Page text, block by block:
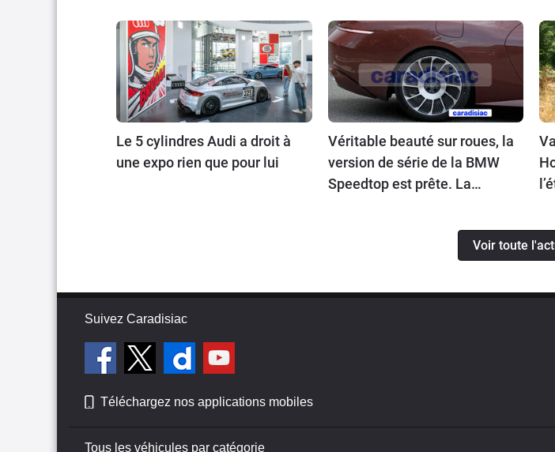
Le 5 cylindres Audi a droit à
une expo rien que pour lui
Véritable beauté sur roues, la
version de série de la BMW
Speedtop est prête. La
chasse sera limitée à 70
Voir toute
Suivez Caradisiac
Téléchargez nos applications mobiles
Tous les véhicules par catégorie